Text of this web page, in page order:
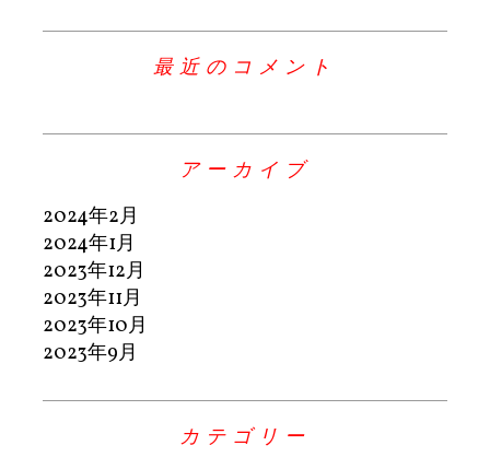
最近のコメント
アーカイブ
2024年2月
2024年1月
2023年12月
2023年11月
2023年10月
2023年9月
カテゴリー